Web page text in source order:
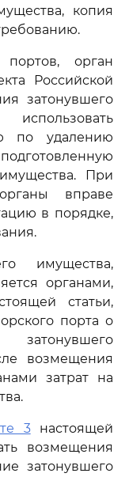
копия
орган
Российской
затонувшего
по удалению
При
вправе
в порядке,
имущества,
органами,
статьи,
порта о
возмещения
затрат на
3настоящей
возмещения
затонувшего